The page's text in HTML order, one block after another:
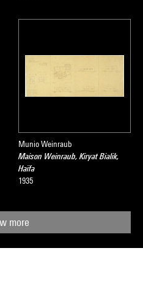
Munio Weinraub
Maison Weinraub, Kiryat Bialik,
Haïfa
1935
more